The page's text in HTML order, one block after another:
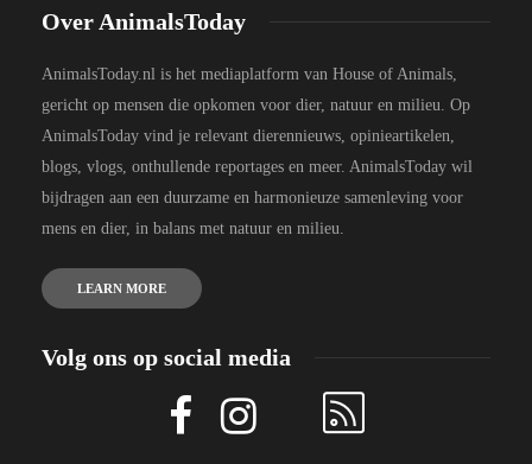
Over AnimalsToday
AnimalsToday.nl is het mediaplatform van House of Animals,
gericht op mensen die opkomen voor dier, natuur en milieu. Op
AnimalsToday vind je relevant dierennieuws, opinieartikelen,
blogs, vlogs, onthullende reportages en meer. AnimalsToday wil
bijdragen aan een duurzame en harmonieuze samenleving voor
mens en dier, in balans met natuur en milieu.
LEARN MORE
Volg ons op social media